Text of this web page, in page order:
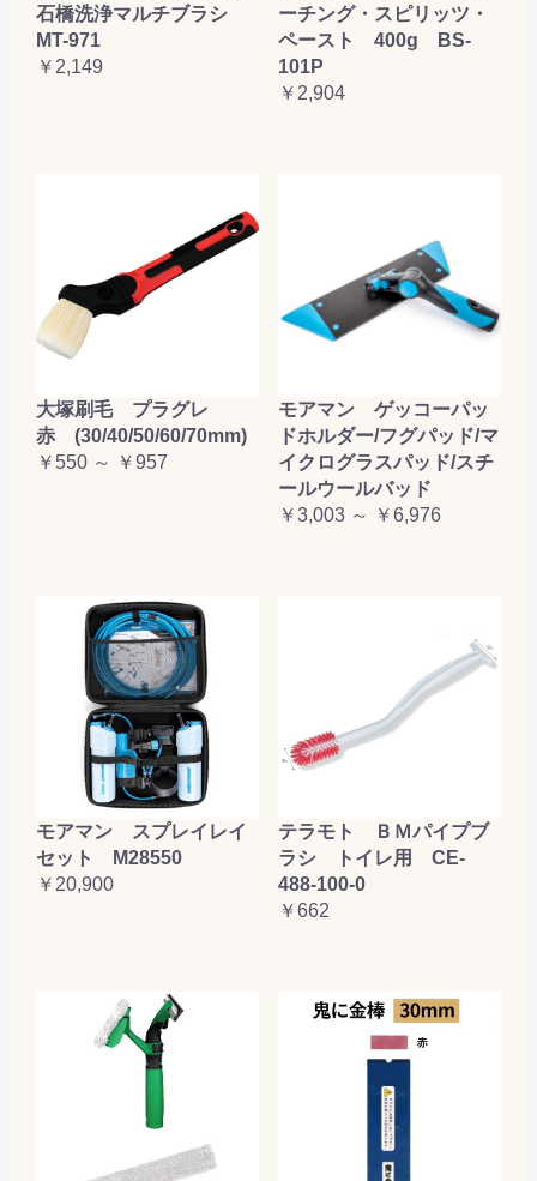
石橋洗浄マルチブラシ
MT-971
￥2,149
ーチング・スピリッツ・
ペースト 400g BS-
101P
￥2,904
大塚刷毛 プラグレ
赤 (30/40/50/60/70mm)
￥550 ～ ￥957
モアマン ゲッコーパッ
ドホルダー/フグパッド/マ
イクログラスパッド/スチ
ールウールバッド
￥3,003 ～ ￥6,976
モアマン スプレイレイ
セット M28550
￥20,900
テラモト ＢＭパイプブ
ラシ トイレ用 CE-
488-100-0
￥662